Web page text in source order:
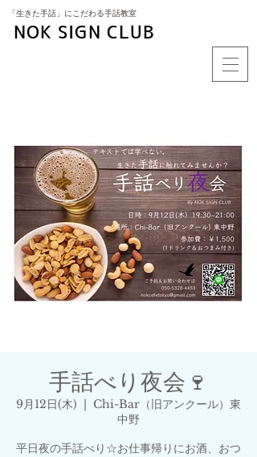
​「生きた手話」にこだわる手話教室
NOK SIGN CLUB
手話べり夜会🍷
9月12日(木)
  |
Chi-Bar（旧アンクール）東
中野
平日夜の手話べり☆お仕事帰りにお酒、おつ